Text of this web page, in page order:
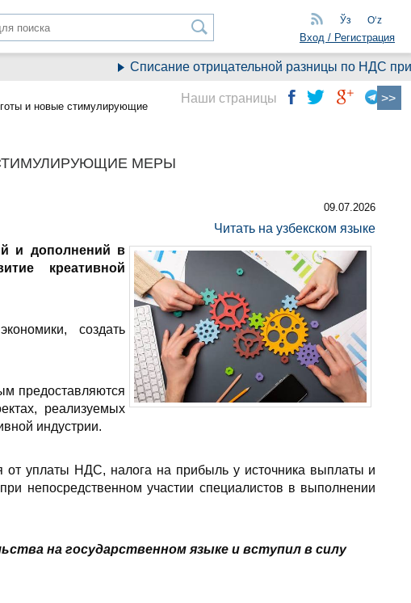
Ўз Oʻz
Вход / Регистрация
Списание отрицательной разницы по НДС при
и новые стимулирующие
МЕРЫ
09.07.2026
Читать на узбекском языке
и дополнений в
креативной
создать
предоставляются
реализуемых
индустрии.
от уплаты НДС, налога на прибыль у источника выплаты и
непосредственном участии специалистов в выполнении
на государственном языке и вступил в силу
Наши страницы